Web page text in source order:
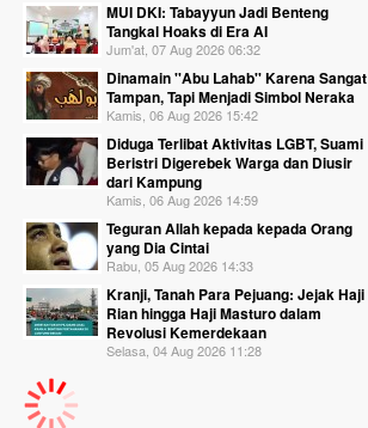
MUI DKI: Tabayyun Jadi Benteng
Tangkal Hoaks di Era AI
Jum'at, 07 Aug 2026 06:32
Dinamain ''Abu Lahab'' Karena Sangat
Tampan, Tapi Menjadi Simbol Neraka
Kamis, 06 Aug 2026 15:42
Diduga Terlibat Aktivitas LGBT, Suami
Beristri Digerebek Warga dan Diusir
dari Kampung
Kamis, 06 Aug 2026 14:59
Teguran Allah kepada kepada Orang
yang Dia Cintai
Rabu, 05 Aug 2026 14:33
Kranji, Tanah Para Pejuang: Jejak Haji
Rian hingga Haji Masturo dalam
Revolusi Kemerdekaan
Selasa, 04 Aug 2026 11:28